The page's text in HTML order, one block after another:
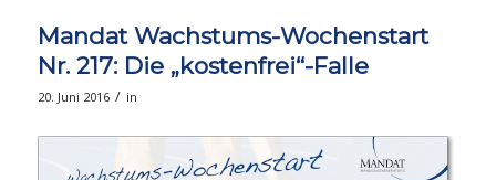
Mandat Wachstums-Wochenstart
Nr. 217: Die „kostenfrei“-Falle
20. Juni 2016 / in